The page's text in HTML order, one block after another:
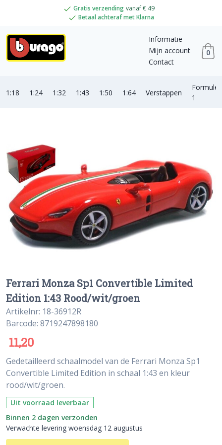
Gratis verzending vanaf € 49
Betaal achteraf met Klarna
Informatie
Mijn account
Contact
0
1:18 1:24 1:32 1:43 1:50 1:64 Verstappen
Formule
1
Ferrari Monza Sp1 Convertible Limited
Edition 1:43 Rood/wit/groen
Artikelnr: 18-36912R
Barcode: 8719247898180
11,20
Gedetailleerd schaalmodel van de Ferrari Monza Sp1
Convertible Limited Edition in schaal 1:43 en kleur
rood/wit/groen.
Uit voorraad leverbaar
Binnen 2 dagen verzonden
Verwachte levering woensdag 12 augustus